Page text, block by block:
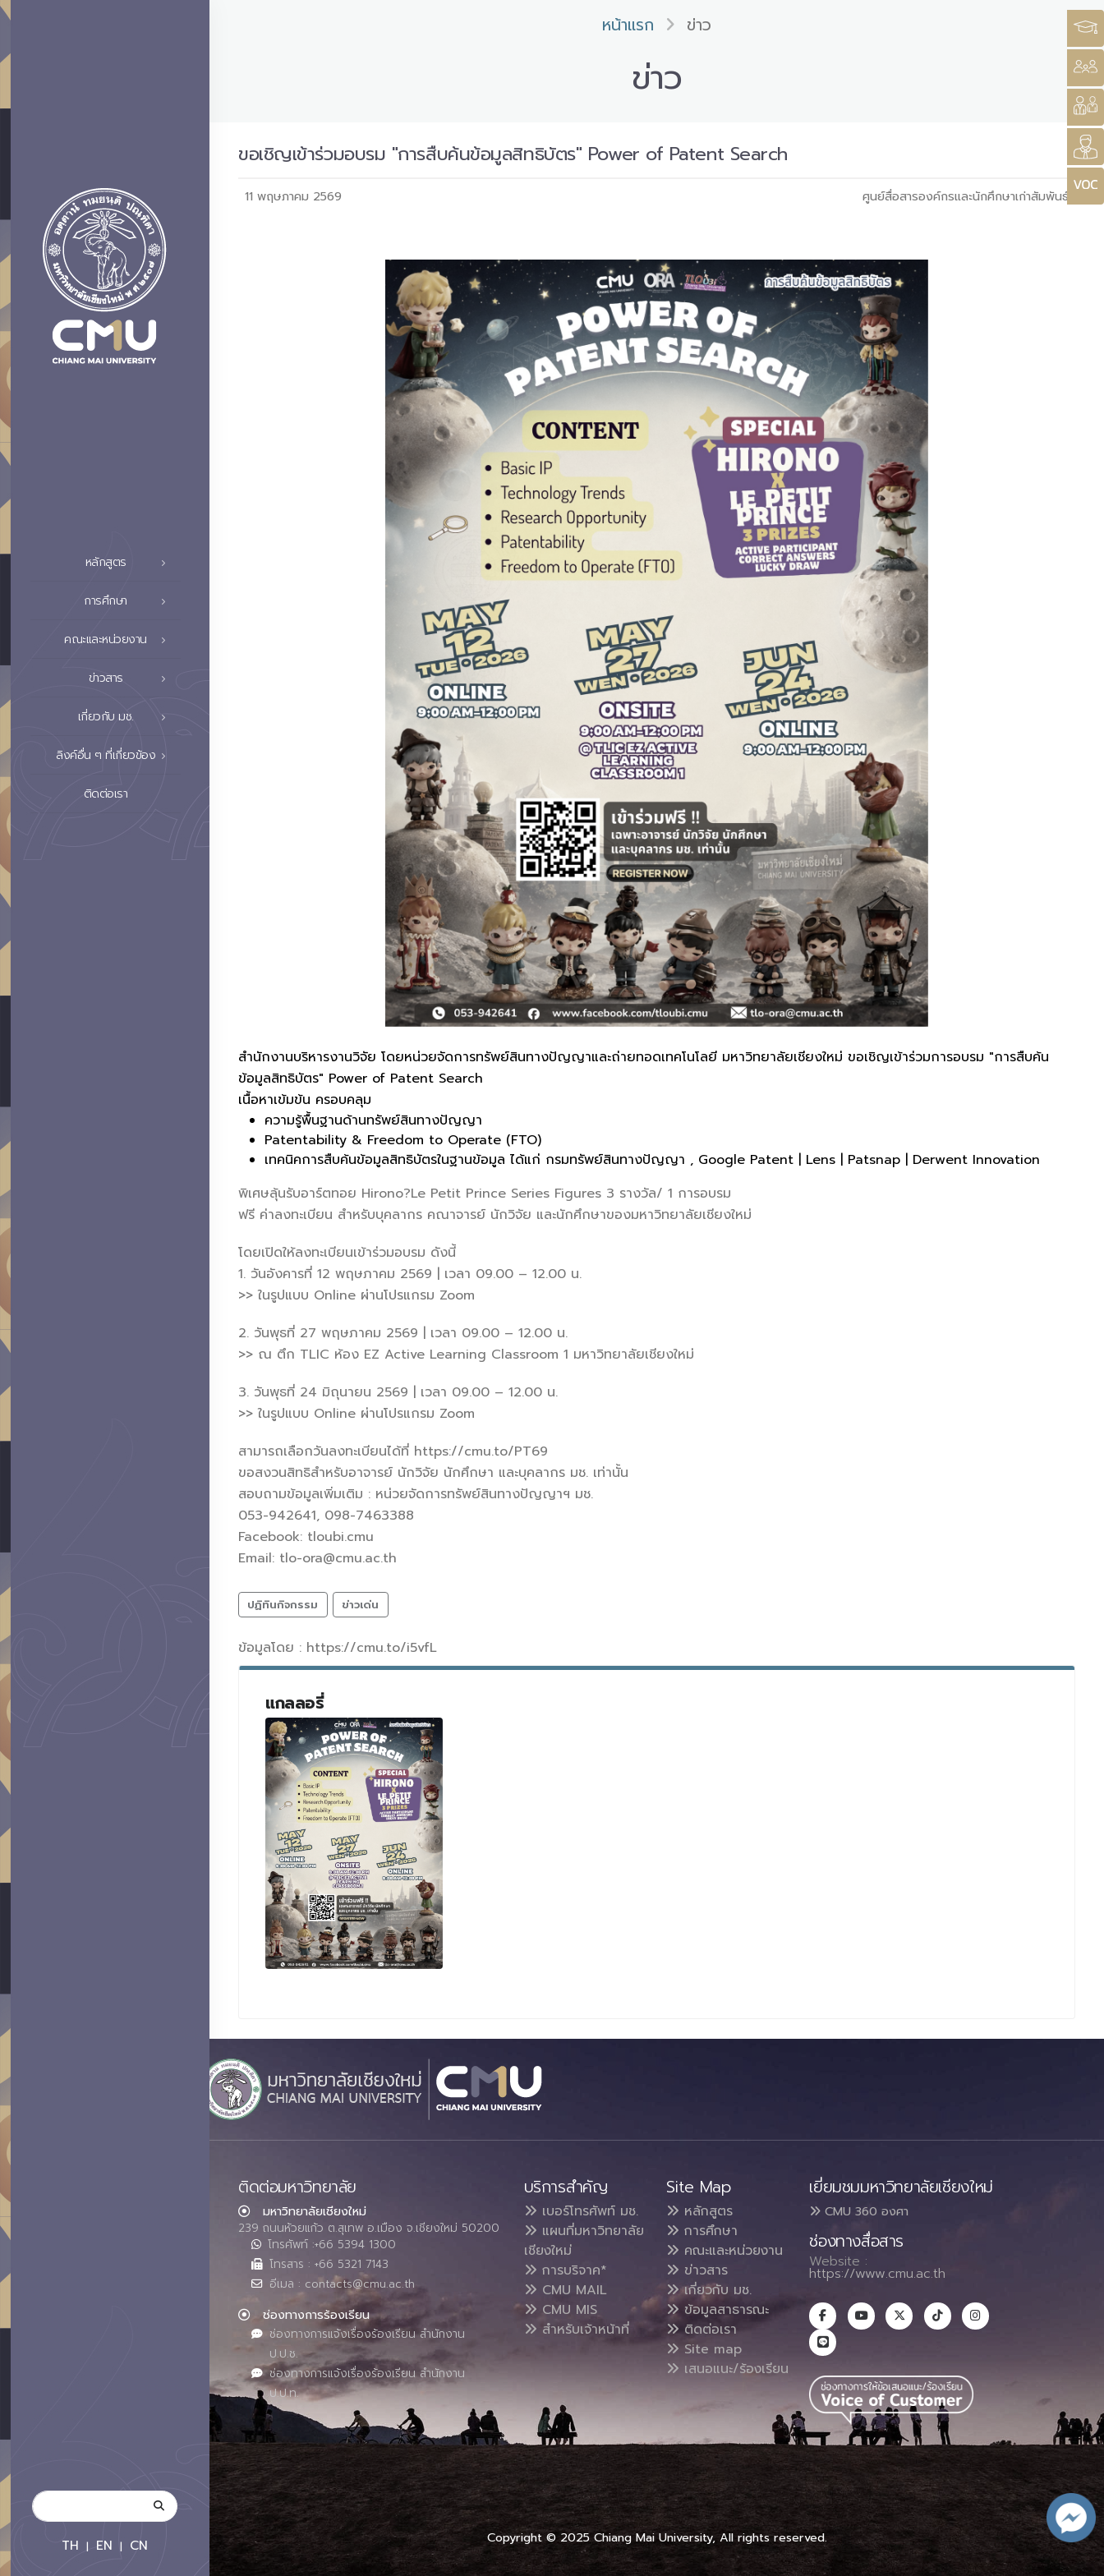
หลักสูตร
การศึกษา
คณะและหน่วยงาน
ข่าวสาร
เกี่ยวกับ มช.
ลิงค์อื่น ๆ ที่เกี่ยวข้อง
ติดต่อเรา
TH | EN | CN
หน้าแรก ข่าว
ข่าว
ขอเชิญเข้าร่วมอบรม "การสืบค้นข้อมูลสิทธิบัตร" Power of Patent Search
11 พฤษภาคม 2569 ศูนย์สื่อสารองค์กรและนักศึกษาเก่าสัมพันธ์
สำนักงานบริหารงานวิจัย โดยหน่วยจัดการทรัพย์สินทางปัญญาและถ่ายทอดเทคโนโลยี มหาวิทยาลัยเชียงใหม่ ขอเชิญเข้าร่วมการอบรม "การสืบค้น
ข้อมูลสิทธิบัตร" Power of Patent Search
เนื้อหาเข้มข้น ครอบคลุม
ความรู้พื้นฐานด้านทรัพย์สินทางปัญญา
Patentability & Freedom to Operate (FTO)
เทคนิคการสืบค้นข้อมูลสิทธิบัตรในฐานข้อมูล ได้แก่ กรมทรัพย์สินทางปัญญา , Google Patent | Lens | Patsnap | Derwent Innovation
พิเศษลุ้นรับอาร์ตทอย Hirono?Le Petit Prince Series Figures 3 รางวัล/ 1 การอบรม
ฟรี ค่าลงทะเบียน สำหรับบุคลากร คณาจารย์ นักวิจัย และนักศึกษาของมหาวิทยาลัยเชียงใหม่
โดยเปิดให้ลงทะเบียนเข้าร่วมอบรม ดังนี้
1. วันอังคารที่ 12 พฤษภาคม 2569 | เวลา 09.00 – 12.00 น.
>> ในรูปแบบ Online ผ่านโปรแกรม Zoom
2. วันพุธที่ 27 พฤษภาคม 2569 | เวลา 09.00 – 12.00 น.
>> ณ ตึก TLIC ห้อง EZ Active Learning Classroom 1 มหาวิทยาลัยเชียงใหม่
3. วันพุธที่ 24 มิถุนายน 2569 | เวลา 09.00 – 12.00 น.
>> ในรูปแบบ Online ผ่านโปรแกรม Zoom
สามารถเลือกวันลงทะเบียนได้ที่ https://cmu.to/PT69
ขอสงวนสิทธิสำหรับอาจารย์ นักวิจัย นักศึกษา และบุคลากร มช. เท่านั้น
สอบถามข้อมูลเพิ่มเติม : หน่วยจัดการทรัพย์สินทางปัญญาฯ มช.
053-942641, 098-7463388
Facebook: tloubi.cmu
Email: tlo-ora@cmu.ac.th
ปฏิทินกิจกรรม ข่าวเด่น
ข้อมูลโดย : https://cmu.to/i5vfL
แกลลอรี่
ติดต่อมหาวิทยาลัย
มหาวิทยาลัยเชียงใหม่
239 ถนนห้วยแก้ว ต.สุเทพ อ.เมือง จ.เชียงใหม่ 50200
โทรศัพท์ :+66 5394 1300
โทรสาร : +66 5321 7143
อีเมล : contacts@cmu.ac.th
ช่องทางการร้องเรียน
ช่องทางการแจ้งเรื่องร้องเรียน สำนักงาน
ป.ป.ช.
ช่องทางการแจ้งเรื่องร้องเรียน สำนักงาน
ป.ป.ท.
บริการสำคัญ
เบอร์โทรศัพท์ มช.
แผนที่มหาวิทยาลัย
เชียงใหม่
การบริจาค*
CMU MAIL
CMU MIS
สำหรับเจ้าหน้าที่
Site Map
หลักสูตร
การศึกษา
คณะและหน่วยงาน
ข่าวสาร
เกี่ยวกับ มช.
ข้อมูลสาธารณะ
ติดต่อเรา
Site map
เสนอแนะ/ร้องเรียน
เยี่ยมชมมหาวิทยาลัยเชียงใหม่
CMU 360 องศา
ช่องทางสื่อสาร
Website :
https://www.cmu.ac.th
Copyright © 2025 Chiang Mai University, All rights reserved.